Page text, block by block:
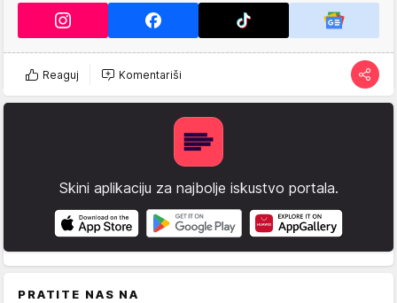
Reaguj Komentariši
Skini aplikaciju za najbolje iskustvo portala.
PRATITE NAS NA